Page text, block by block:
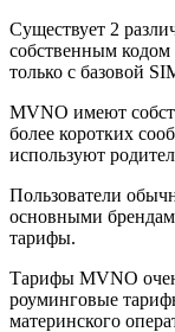
Существует 2
собственным кодом
только с базовой
MVNO имеют
более коротких
используют
Пользователи
основными
тарифы.
Тарифы MVNO
роуминговые
материнского